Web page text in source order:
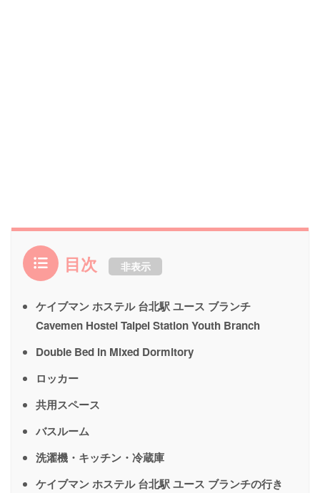
目次 非表示
ケイブマン ホステル 台北駅 ユース ブランチ
Cavemen Hostel Taipei Station Youth Branch
Double Bed in Mixed Dormitory
ロッカー
共用スペース
バスルーム
洗濯機・キッチン・冷蔵庫
ケイブマン ホステル 台北駅 ユース ブランチの行き